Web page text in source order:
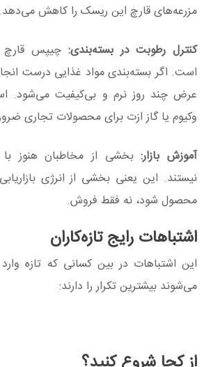
مزرعه‌های قارچ این ریسک را کاهش می‌دهد.
کنترل رطوبت در بسته‌بندی: چیپس
است. اگر بسته‌بندی مواد غذایی درست
عرض چند روز نرم و بی‌کیفیت می‌شود.
وکیوم یا گاز ازت برای محصولات تجاری
آموزش بازار:بخشی از مخاطبان هنوز
نیستند. این یعنی بخشی از انرژی
محصول شود، نه فقط فروش.
اشتباهات رایج تازه‌کاران
این اشتباهات در بین کسانی که تازه
می‌شوند بیشترین تکرار را دارند: